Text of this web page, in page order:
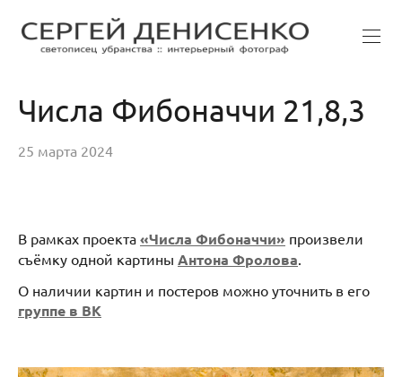
Числа Фибоначчи 21,8,3
25 марта 2024
В рамках проекта «Числа Фибоначчи» произвели
съёмку одной картины Антона Фролова.
О наличии картин и постеров можно уточнить в его
группе в ВК